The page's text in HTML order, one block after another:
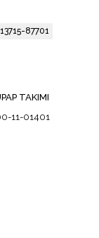
TAKIMI
11-01401
87701